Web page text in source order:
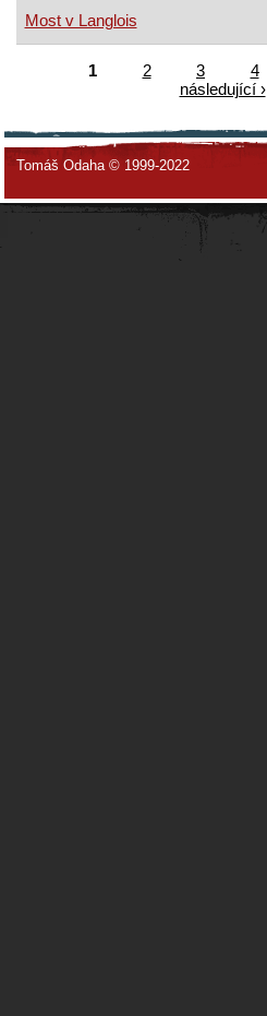
Most v Langlois
1 2 3 4
následující ›
Tomáš Odaha © 1999-2022